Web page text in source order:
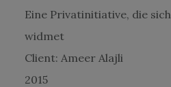
Eine Privatinitiative, die
widmet
Client: Ameer Alajli
2015